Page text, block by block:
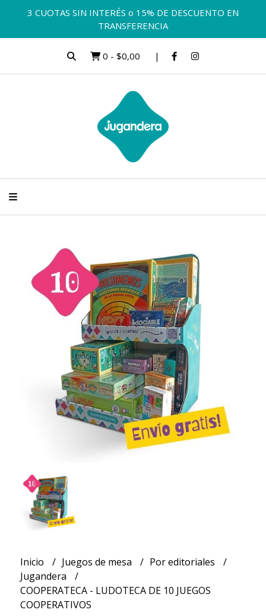
3 CUOTAS SIN INTERÉS o 15% DE DESCUENTO EN
TRANSFERENCIA
0 - $0,00
Inicio Juegos de mesa
Por editoriales
Jugandera
COOPERATECA - LUDOTECA DE 10 JUEGOS
COOPERATIVOS